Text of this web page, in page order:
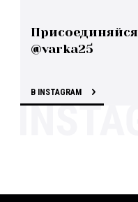
Присоединяйся
@varka25
В INSTAGRAM